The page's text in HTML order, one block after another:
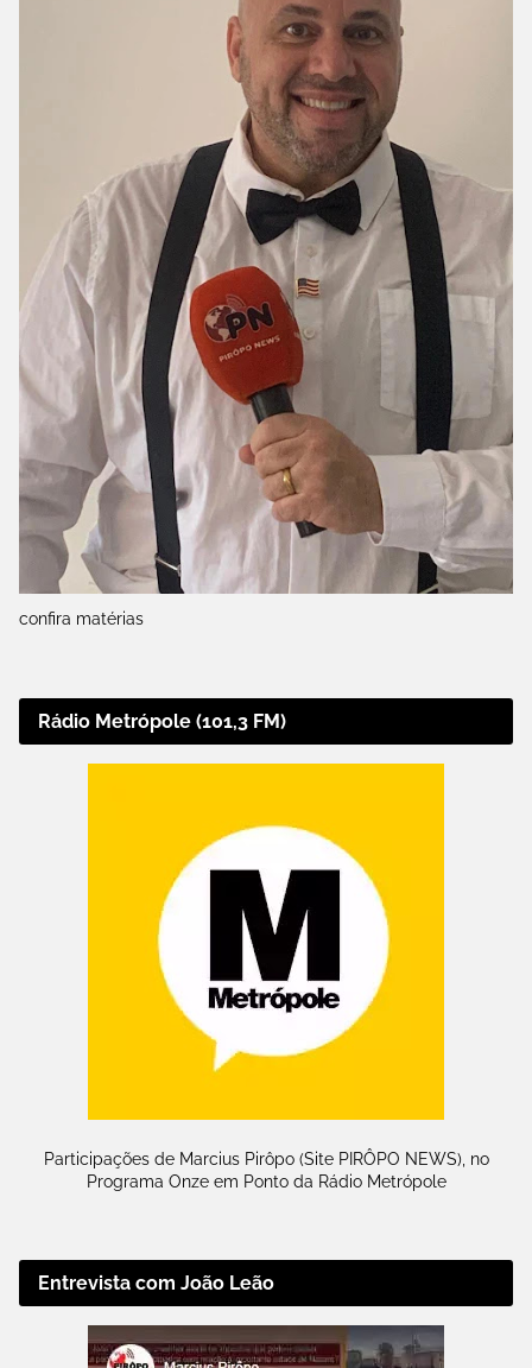
confira matérias
Rádio Metrópole (101,3 FM)
Participações de Marcius Pirôpo (Site PIRÔPO NEWS), no
Programa Onze em Ponto da Rádio Metrópole
Entrevista com João Leão